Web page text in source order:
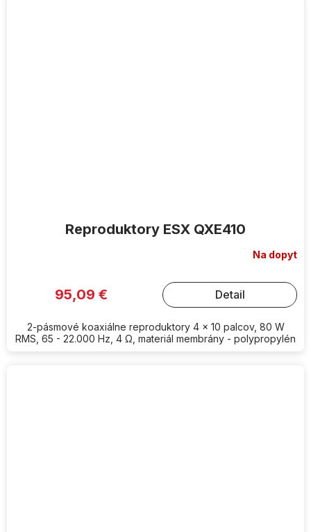
Reproduktory ESX QXE410
Na dopyt
95,09 € Detail
2-pásmové koaxiálne reproduktory 4 x 10 palcov, 80 W
RMS, 65 - 22.000 Hz, 4 Ω, materiál membrány - polypropylén